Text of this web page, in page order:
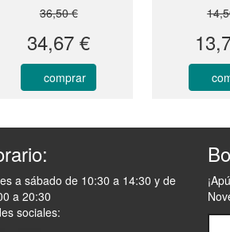
36,50 €
34,67 €
comprar
a sábado de 10:30 a 14:30 y de
a 20:30
sociales: